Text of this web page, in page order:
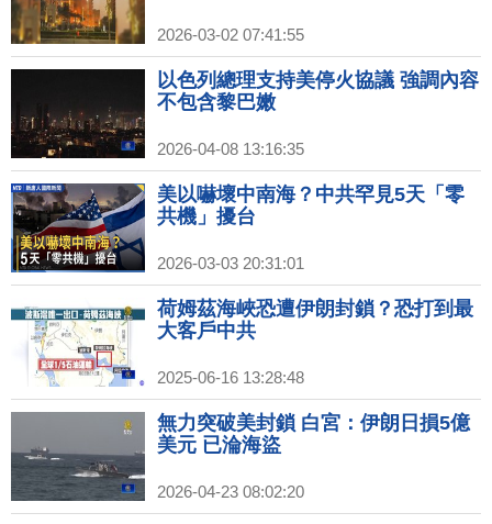
2026-03-02 07:41:55
以色列總理支持美停火協議 強調內容
不包含黎巴嫩
2026-04-08 13:16:35
美以嚇壞中南海？中共罕見5天「零
共機」擾台
2026-03-03 20:31:01
荷姆茲海峽恐遭伊朗封鎖？恐打到最
大客戶中共
2025-06-16 13:28:48
無力突破美封鎖 白宮：伊朗日損5億
美元 已淪海盜
2026-04-23 08:02:20